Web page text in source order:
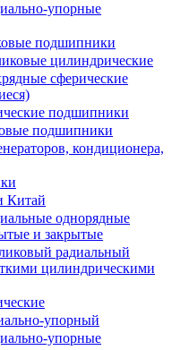
упорные
подшипники
цилиндрические
сферические
подшипники
подшипники
кондиционера,
Китай
однорядные
и закрытые
радиальный
цилиндрическими
упорный
упорные